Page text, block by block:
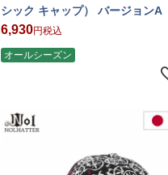
シック キャップ） バージョンA
6,930 税込
オールシーズン